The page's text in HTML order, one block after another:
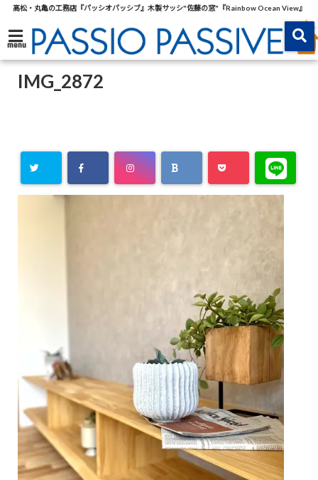
高松・丸亀の工務店『パッシオパッシブ』木製サッシ"佐藤の窓"『Rainbow Ocean View』
menu
IMG_2872